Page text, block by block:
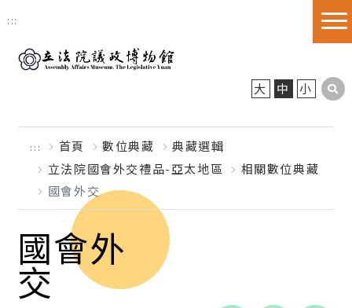
跳到主要內容區塊
:::
大 中 小
::: 首頁 數位典藏
典藏選輯
立法院國會外交禮品-亞太地區
相關數位典藏
國會外交
國會外
交